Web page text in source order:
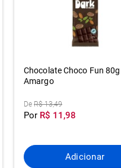
Chocolate Choco Fun
Amargo
De R$ 13,49
Por R$ 11,98
Adicionar